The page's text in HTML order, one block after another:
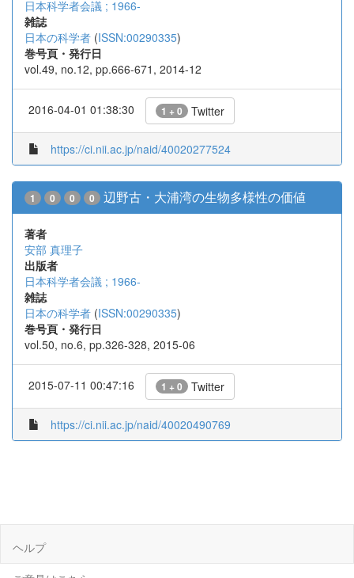
日本科学者会議 ; 1966-
雑誌
日本の科学者 (ISSN:00290335)
巻号頁・発行日
vol.49, no.12, pp.666-671, 2014-12
2016-04-01 01:38:30 1 + 0 Twitter
https://ci.nii.ac.jp/naid/40020277524
1 0 0 0 辺野古・大浦湾の生物多様性の価値
著者
安部 真理子
出版者
日本科学者会議 ; 1966-
雑誌
日本の科学者 (ISSN:00290335)
巻号頁・発行日
vol.50, no.6, pp.326-328, 2015-06
2015-07-11 00:47:16 1 + 0 Twitter
https://ci.nii.ac.jp/naid/40020490769
ヘルプ